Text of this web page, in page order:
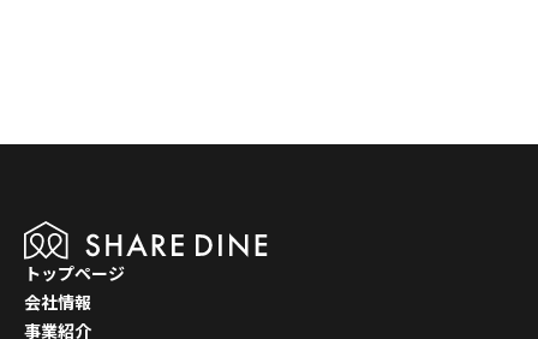
トップページ
会社情報
事業紹介